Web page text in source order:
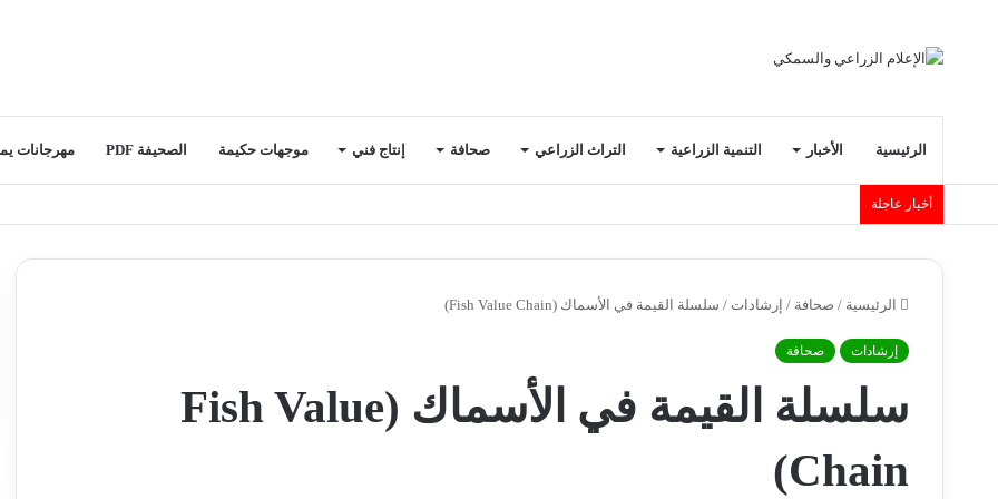
الرئيسية الأخبار التنمية الزراعية التراث الزراعي صحافة إنتاج فني موجهات حكيمة الصحيفة PDF مهرجانات
أخبار عاجلة
الرئيسية / صحافة / إرشادات / سلسلة القيمة في الأسماك (Fish Value Chain)
إرشادات صحافة
سلسلة القيمة في الأسماك (Fish Value
Chain)